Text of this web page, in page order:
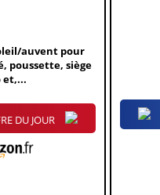
auvent pour
poussette, siège
et,...
DU JOUR